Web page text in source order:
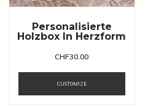
Personalisierte
Holzbox In Herzform
CHF30.00
CUSTOMIZE